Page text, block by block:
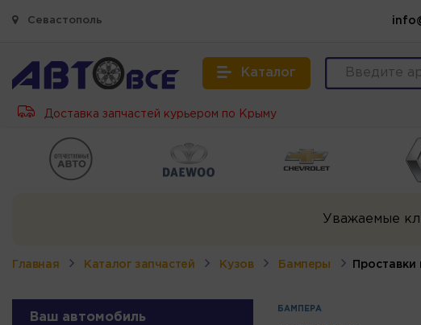
Севастополь
Каталог
Доставка запчастей курьером по Крыму
Уважаемые
Главная Каталог запчастей Кузов Бамперы Проставки
Ваш автомобиль
БАМПЕРА